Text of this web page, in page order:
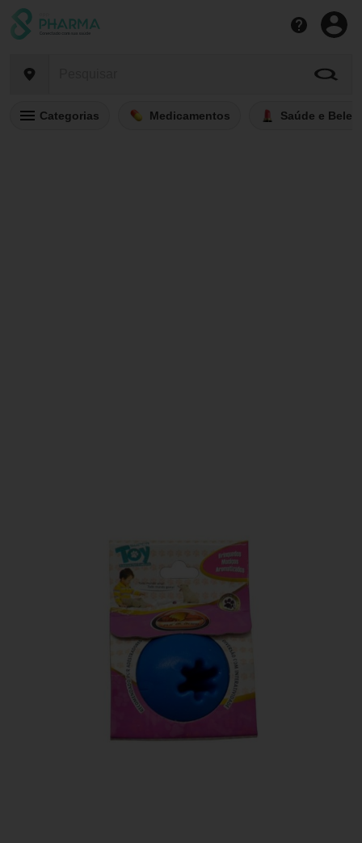
Categorias Medicamentos Saúde e